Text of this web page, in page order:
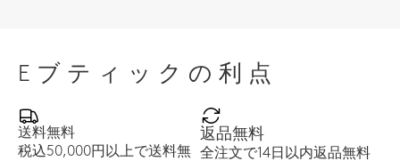
Eブティックの利点
送料無料
税込50,000円以上で送料無
返品無料
全注文で14日以内返品無料